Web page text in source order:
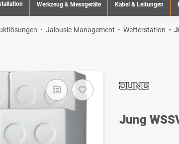
Werkzeug & Messgeräte Kabel & Leitungen
Jalousie-Management Wetterstation
Jung